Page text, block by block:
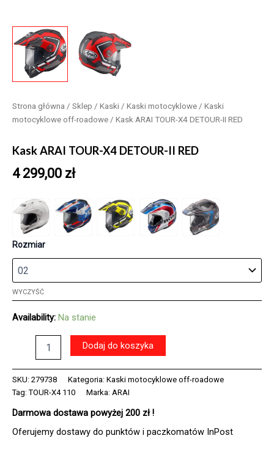
Strona główna / Sklep / Kaski / Kaski motocyklowe / Kaski
motocyklowe off-roadowe / Kask ARAI TOUR-X4 DETOUR-II RED
Kask ARAI TOUR-X4 DETOUR-II RED
4 299,00 zł
Rozmiar
WYCZYŚĆ
Availability: Na stanie
TOUR-
X4
II
RED
Dodaj do koszyka
SKU: 279738 Kategoria: Kaski motocyklowe off-roadowe
Tag:TOUR-X4 110 Marka: ARAI
Darmowa dostawa powyżej 200 zł !
Oferujemy dostawy do punktów i paczkomatów InPost